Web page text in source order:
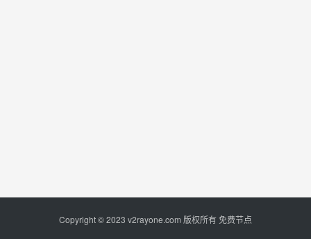
Copyright © 2023 v2rayone.com 版权所有 免费节点